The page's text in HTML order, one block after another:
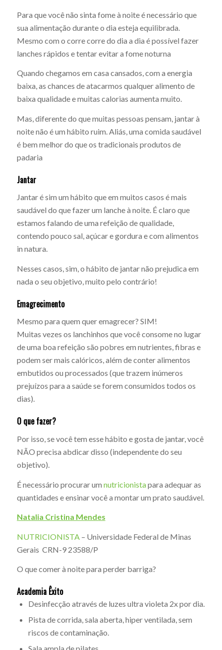
Para que você não sinta fome à noite é necessário que
sua alimentação durante o dia esteja equilibrada.
Mesmo com o corre corre do dia a dia é possível fazer
lanches rápidos e tentar evitar a fome noturna
Quando chegamos em casa cansados, com a energia
baixa, as chances de atacarmos qualquer alimento de
baixa qualidade e muitas calorias aumenta muito.
Mas, diferente do que muitas pessoas pensam, jantar à
noite não é um hábito ruim. Aliás, uma comida saudável
é bem melhor do que os tradicionais produtos de
padaria
Jantar
Jantar é sim um hábito que em muitos casos é mais
saudável do que fazer um lanche à noite. É claro que
estamos falando de uma refeição de qualidade,
contendo pouco sal, açúcar e gordura e com alimentos
in natura.
Nesses casos, sim, o hábito de jantar não prejudica em
nada o seu objetivo, muito pelo contrário!
Emagrecimento
Mesmo para quem quer emagrecer? SIM!
Muitas vezes os lanchinhos que você consome no lugar
de uma boa refeição são pobres em nutrientes, fibras e
podem ser mais calóricos, além de conter alimentos
embutidos ou processados (que trazem inúmeros
prejuízos para a saúde se forem consumidos todos os
dias).
O que fazer?
Por isso, se você tem esse hábito e gosta de jantar, você
NÃO precisa abdicar disso (independente do seu
objetivo).
É necessário procurar um nutricionistapara adequar as
quantidades e ensinar você a montar um prato saudável.
Natalia Cristina Mendes
NUTRICIONISTA– Universidade Federal de Minas
Gerais CRN-9 23588/P
O que comer à noite para perder barriga?
Academia Êxito
Desinfecção através de luzes ultra violeta 2x por dia.
Pista de corrida, sala aberta, hiper ventilada, sem
riscos de contaminação.